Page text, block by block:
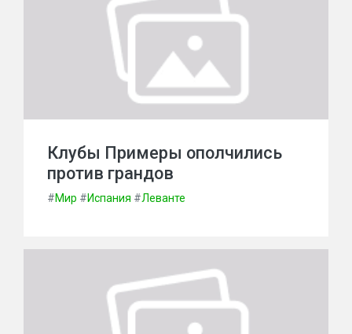
Клубы Примеры ополчились
против грандов
#Мир #Испания #Леванте